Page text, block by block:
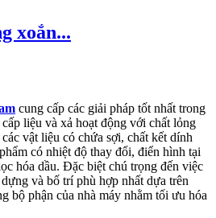
xoắn...
cung cấp các giải pháp tốt nhất trong
liệu và xả hoạt động với chất lỏng
vật liệu có chứa sợi, chất kết dính
có nhiệt độ thay đổi, điển hình tại
hóa dầu. Đặc biệt chú trọng đến việc
và bố trí phù hợp nhất dựa trên
bộ phận của nhà máy nhằm tối ưu hóa